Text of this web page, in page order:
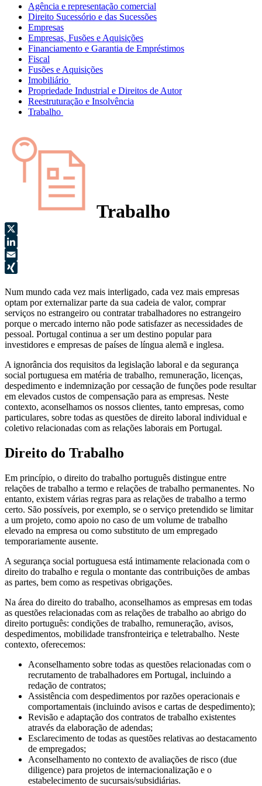
Agência e representação comercial
Direito Sucessório e das Sucessões
Empresas
Empresas, Fusões e Aquisições
Financiamento e Garantia de Empréstimos
Fiscal
Fusões e Aquisições
Imobiliário
Propriedade Industrial e Direitos de Autor
Reestruturação e Insolvência
Trabalho
Trabalho
X
LinkedIn
Email
XING
Num mundo cada vez mais interligado, cada vez mais empresas
optam por externalizar parte da sua cadeia de valor, comprar
serviços no estrangeiro ou contratar trabalhadores no estrangeiro
porque o mercado interno não pode satisfazer as necessidades de
pessoal. Portugal continua a ser um destino popular para
investidores e empresas de países de língua alemã e inglesa.
A ignorância dos requisitos da legislação laboral e da segurança
social portuguesa em matéria de trabalho, remuneração, licenças,
despedimento e indemnização por cessação de funções pode resultar
em elevados custos de compensação para as empresas. Neste
contexto, aconselhamos os nossos clientes, tanto empresas, como
particulares, sobre todas as questões de direito laboral individual e
coletivo relacionadas com as relações laborais em Portugal.
Direito do Trabalho
Em princípio, o direito do trabalho português distingue entre
relações de trabalho a termo e relações de trabalho permanentes. No
entanto, existem várias regras para as relações de trabalho a termo
certo. São possíveis, por exemplo, se o serviço pretendido se limitar
a um projeto, como apoio no caso de um volume de trabalho
elevado na empresa ou como substituto de um empregado
temporariamente ausente.
A segurança social portuguesa está intimamente relacionada com o
direito do trabalho e regula o montante das contribuições de ambas
as partes, bem como as respetivas obrigações.
Na área do direito do trabalho, aconselhamos as empresas em todas
as questões relacionadas com as relações de trabalho ao abrigo do
direito português: condições de trabalho, remuneração, avisos,
despedimentos, mobilidade transfronteiriça e teletrabalho. Neste
contexto, oferecemos:
Aconselhamento sobre todas as questões relacionadas com o
recrutamento de trabalhadores em Portugal, incluindo a
redação de contratos;
Assistência com despedimentos por razões operacionais e
comportamentais (incluindo avisos e cartas de despedimento);
Revisão e adaptação dos contratos de trabalho existentes
através da elaboração de adendas;
Esclarecimento de todas as questões relativas ao destacamento
de empregados;
Aconselhamento no contexto de avaliações de risco (due
diligence) para projetos de internacionalização e o
estabelecimento de sucursais/subsidiárias.